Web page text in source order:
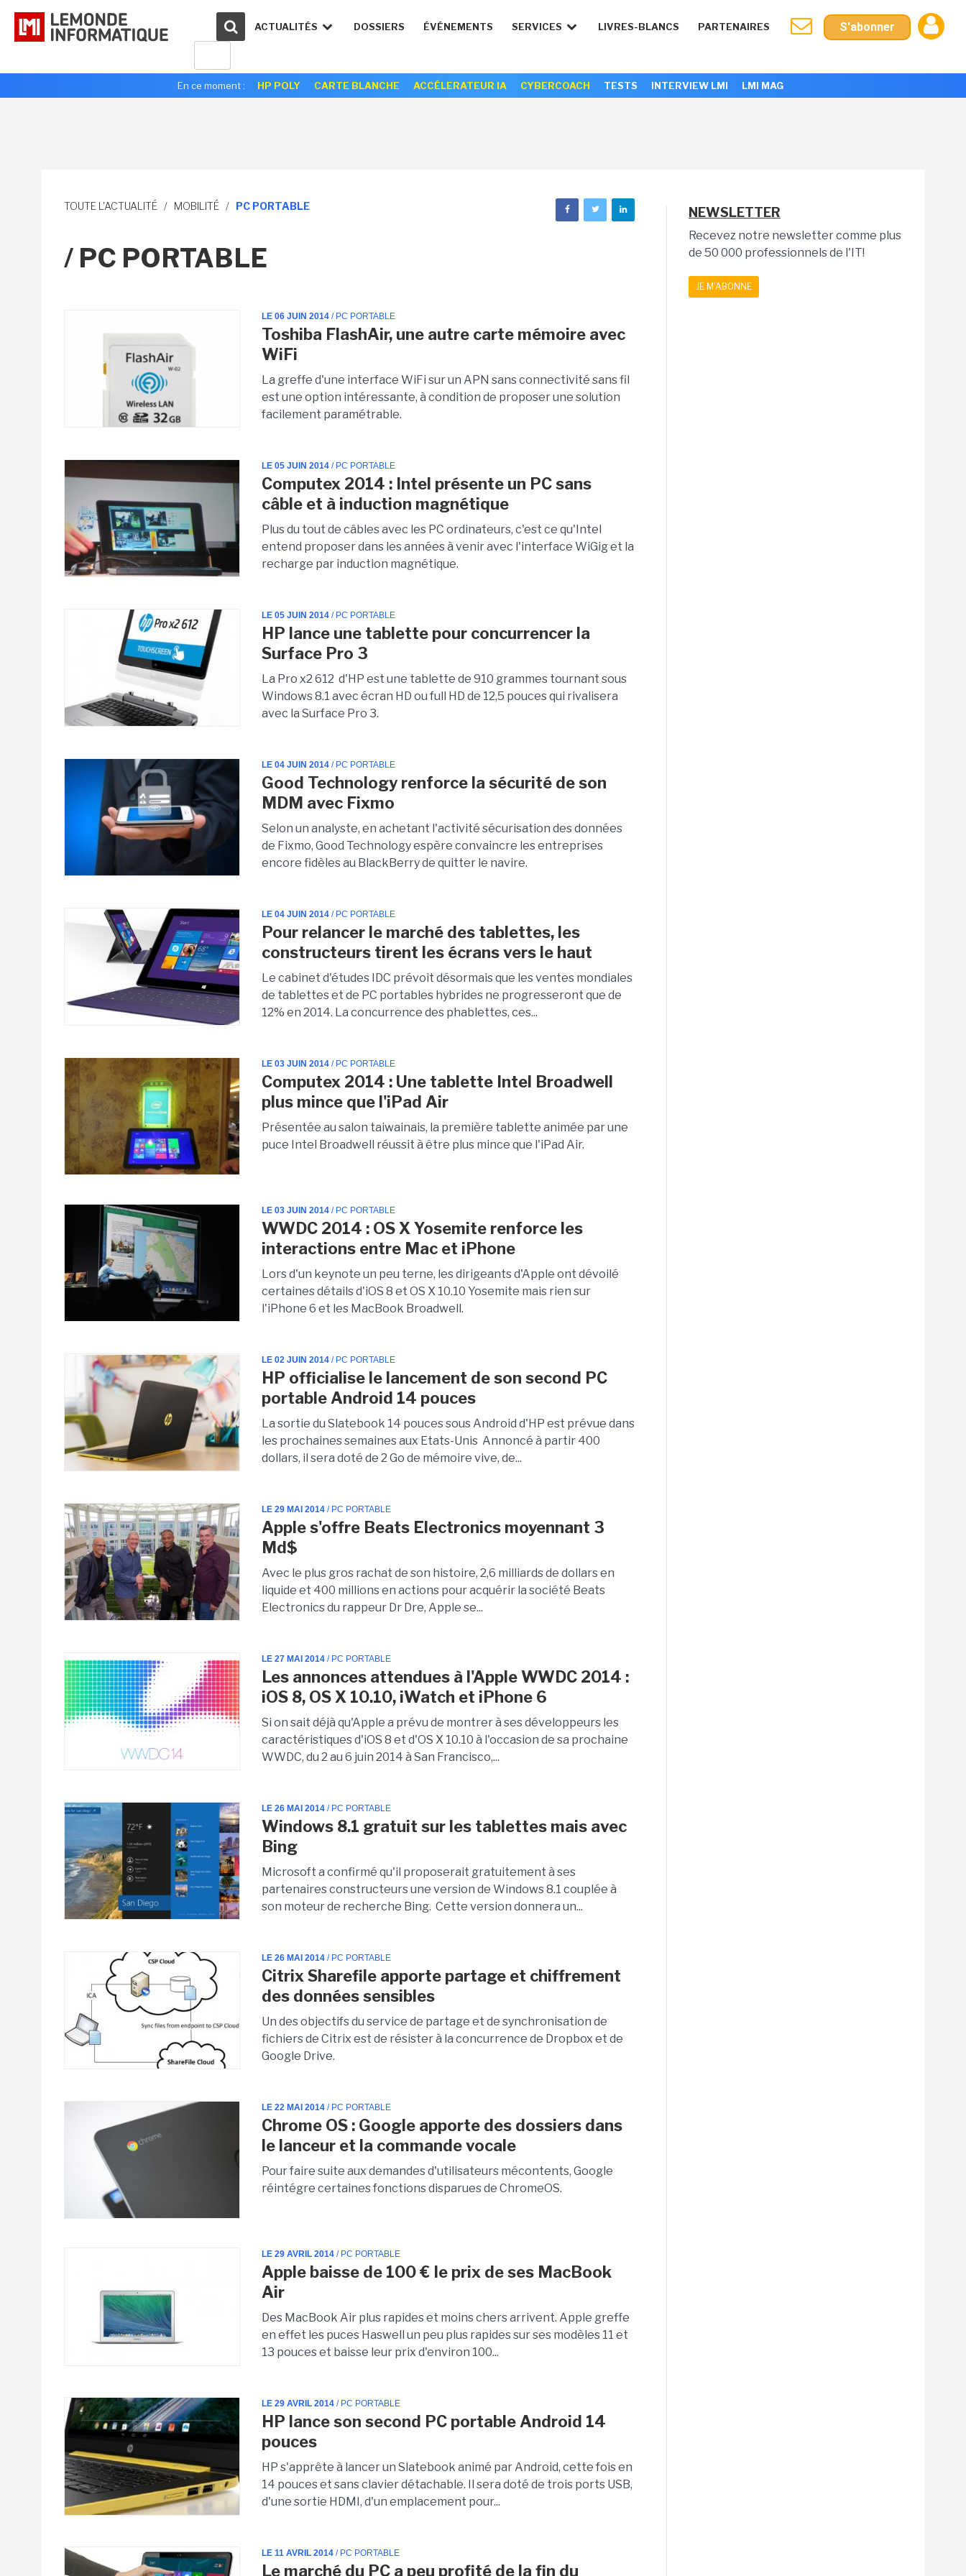
ACTUALITÉS DOSSIERS ÉVÉNEMENTS SERVICES LIVRES-BLANCS PARTENAIRES S'abonner
En ce moment : HP POLY CARTE BLANCHE ACCÉLERATEUR IA CYBERCOACH TESTS INTERVIEW LMI LMI MAG
TOUTE L'ACTUALITÉ / MOBILITÉ / PC PORTABLE
/ PC PORTABLE
LE 06 JUIN 2014 / PC PORTABLE
Toshiba FlashAir, une autre carte mémoire avec
WiFi
La greffe d'une interface WiFi sur un APN sans connectivité sans fil
est une option intéressante, à condition de proposer une solution
facilement paramétrable.
LE 05 JUIN 2014 / PC PORTABLE
Computex 2014 : Intel présente un PC sans
câble et à induction magnétique
Plus du tout de câbles avec les PC ordinateurs, c'est ce qu'Intel
entend proposer dans les années à venir avec l'interface WiGig et la
recharge par induction magnétique.
LE 05 JUIN 2014 / PC PORTABLE
HP lance une tablette pour concurrencer la
Surface Pro 3
La Pro x2 612 d'HP est une tablette de 910 grammes tournant sous
Windows 8.1 avec écran HD ou full HD de 12,5 pouces qui rivalisera
avec la Surface Pro 3.
LE 04 JUIN 2014 / PC PORTABLE
Good Technology renforce la sécurité de son
MDM avec Fixmo
Selon un analyste, en achetant l'activité sécurisation des données
de Fixmo, Good Technology espère convaincre les entreprises
encore fidèles au BlackBerry de quitter le navire.
LE 04 JUIN 2014 / PC PORTABLE
Pour relancer le marché des tablettes, les
constructeurs tirent les écrans vers le haut
Le cabinet d'études IDC prévoit désormais que les ventes mondiales
de tablettes et de PC portables hybrides ne progresseront que de
12% en 2014. La concurrence des phablettes, ces...
LE 03 JUIN 2014 / PC PORTABLE
Computex 2014 : Une tablette Intel Broadwell
plus mince que l'iPad Air
Présentée au salon taiwainais, la première tablette animée par une
puce Intel Broadwell réussit à être plus mince que l'iPad Air.
LE 03 JUIN 2014 / PC PORTABLE
WWDC 2014 : OS X Yosemite renforce les
interactions entre Mac et iPhone
Lors d'un keynote un peu terne, les dirigeants d'Apple ont dévoilé
certaines détails d'iOS 8 et OS X 10.10 Yosemite mais rien sur
l'iPhone 6 et les MacBook Broadwell.
LE 02 JUIN 2014 / PC PORTABLE
HP officialise le lancement de son second PC
portable Android 14 pouces
La sortie du Slatebook 14 pouces sous Android d'HP est prévue dans
les prochaines semaines aux Etats-Unis Annoncé à partir 400
dollars, il sera doté de 2 Go de mémoire vive, de...
LE 29 MAI 2014 / PC PORTABLE
Apple s'offre Beats Electronics moyennant 3
Md$
Avec le plus gros rachat de son histoire, 2,6 milliards de dollars en
liquide et 400 millions en actions pour acquérir la société Beats
Electronics du rappeur Dr Dre, Apple se...
LE 27 MAI 2014 / PC PORTABLE
Les annonces attendues à l'Apple WWDC 2014 :
iOS 8, OS X 10.10, iWatch et iPhone 6
Si on sait déjà qu'Apple a prévu de montrer à ses développeurs les
caractéristiques d'iOS 8 et d'OS X 10.10 à l'occasion de sa prochaine
WWDC, du 2 au 6 juin 2014 à San Francisco,...
LE 26 MAI 2014 / PC PORTABLE
Windows 8.1 gratuit sur les tablettes mais avec
Bing
Microsoft a confirmé qu'il proposerait gratuitement à ses
partenaires constructeurs une version de Windows 8.1 couplée à
son moteur de recherche Bing. Cette version donnera un...
LE 26 MAI 2014 / PC PORTABLE
Citrix Sharefile apporte partage et chiffrement
des données sensibles
Un des objectifs du service de partage et de synchronisation de
fichiers de Citrix est de résister à la concurrence de Dropbox et de
Google Drive.
LE 22 MAI 2014 / PC PORTABLE
Chrome OS : Google apporte des dossiers dans
le lanceur et la commande vocale
Pour faire suite aux demandes d'utilisateurs mécontents, Google
réintégre certaines fonctions disparues de ChromeOS.
LE 29 AVRIL 2014 / PC PORTABLE
Apple baisse de 100 € le prix de ses MacBook
Air
Des MacBook Air plus rapides et moins chers arrivent. Apple greffe
en effet les puces Haswell un peu plus rapides sur ses modèles 11 et
13 pouces et baisse leur prix d'environ 100...
LE 29 AVRIL 2014 / PC PORTABLE
HP lance son second PC portable Android 14
pouces
HP s'apprête à lancer un Slatebook animé par Android, cette fois en
14 pouces et sans clavier détachable. Il sera doté de trois ports USB,
d'une sortie HDMI, d'un emplacement pour...
LE 11 AVRIL 2014 / PC PORTABLE
Le marché du PC a peu profité de la fin du
NEWSLETTER
Recevez notre newsletter comme plus
de 50 000 professionnels de l'IT!
JE M'ABONNE